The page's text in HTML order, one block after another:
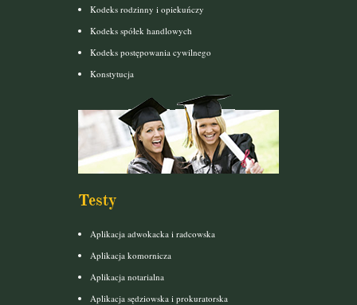
Kodeks rodzinny i opiekuńczy
Kodeks spółek handlowych
Kodeks postępowania cywilnego
Konstytucja
Testy
Aplikacja adwokacka i radcowska
Aplikacja komornicza
Aplikacja notarialna
Aplikacja sędziowska i prokuratorska